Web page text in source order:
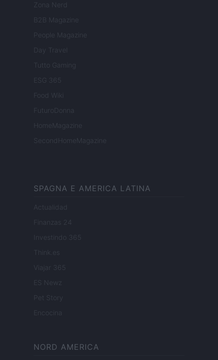
Zona Nerd
B2B Magazine
People Magazine
Day Travel
Tutto Gaming
ESG 365
Food Wiki
FuturoDonna
HomeMagazine
SecondHomeMagazine
SPAGNA E AMERICA LATINA
Actualidad
Finanzas 24
Investindo 365
Think.es
Viajar 365
ES Newz
Pet Story
Encocina
NORD AMERICA